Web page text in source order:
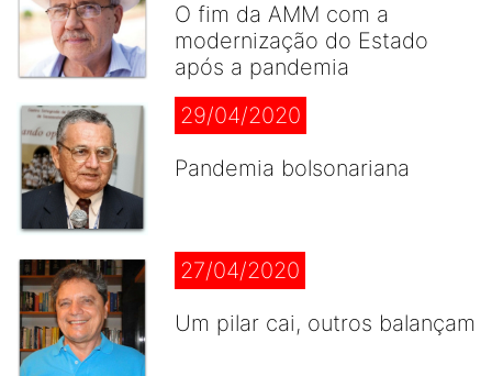
O fim da AMM com a
modernização do Estado
após a pandemia
29/04/2020
Pandemia bolsonariana
27/04/2020
Um pilar cai, outros balançam